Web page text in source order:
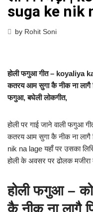
suga ke nik
by Rohit Soni
होली फगुआ गीत – koyaliya
कतरय आम सुगा कै नीक ना लागै
फगुआ, बघेली लोकगीत,
होली पर गाई जाने वाली फगुआ
कतरय आम सुगा कै नीक ना
nik na lage यहाँ पर उसका
होली के अवसर पर ढोलक मजीरा
होली फगुआ –
कै नीक ना लागै